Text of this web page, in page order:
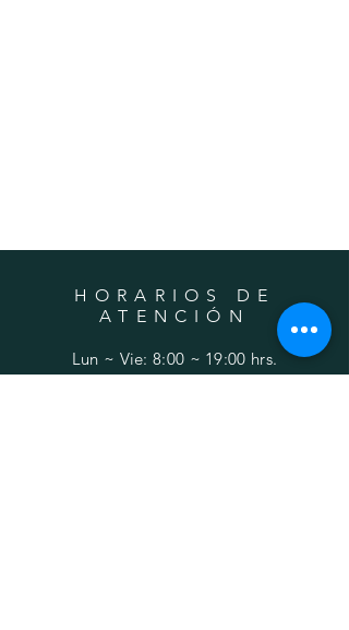
HORARIOS DE
ATENCIÓN
Lun ~ Vie: 8:00 ~ 19:00 hrs.